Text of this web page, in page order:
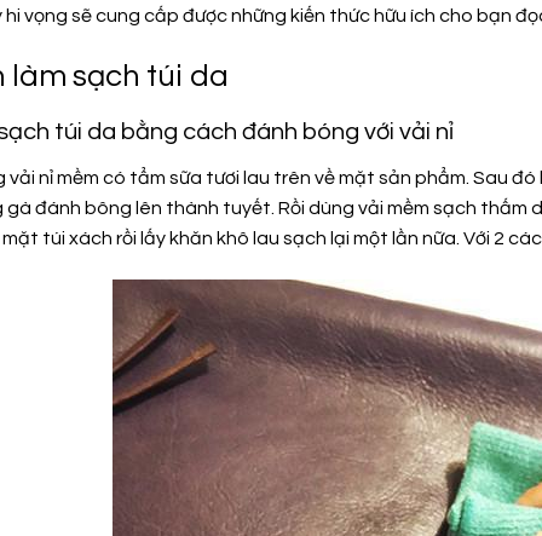
hi vọng sẽ cung cấp được những kiến thức hữu ích cho bạn
làm sạch túi da
túi da bằng cách đánh bóng với vải nỉ
vải nỉ mềm có tẩm sữa tươi lau trên về mặt sản phẩm. Sau
đánh bông lên thành tuyết. Rồi dùng vải mềm sạch thấm
túi xách rồi lấy khăn khô lau sạch lại một lần nữa. Với 2